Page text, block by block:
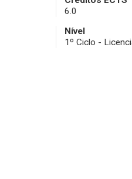
6.0
Nível
1º Ciclo -